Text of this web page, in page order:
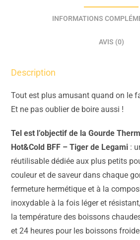
INFORMATIONS
AVIS (0)
Description
Tout est plus amusant quand on le
Et ne pas oublier de boire aussi !
Tel est l’objectif de la Gourde
Hot&Cold BFF – Tiger de Legami :
réutilisable dédiée aux plus petits
couleur et de saveur dans chaque
fermeture hermétique et à la
inoxydable à la fois léger et
la température des boissons
et 24 heures pour les boissons